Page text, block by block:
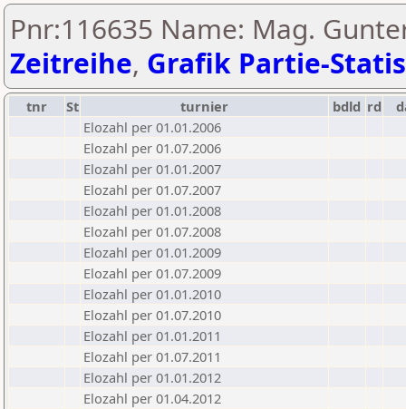
Pnr:116635 Name: Mag.
Zeitreihe, Grafik Partie-
tnr St turnier bdld rd
Elozahl per 01.01.2006
Elozahl per 01.07.2006
Elozahl per 01.01.2007
Elozahl per 01.07.2007
Elozahl per 01.01.2008
Elozahl per 01.07.2008
Elozahl per 01.01.2009
Elozahl per 01.07.2009
Elozahl per 01.01.2010
Elozahl per 01.07.2010
Elozahl per 01.01.2011
Elozahl per 01.07.2011
Elozahl per 01.01.2012
Elozahl per 01.04.2012